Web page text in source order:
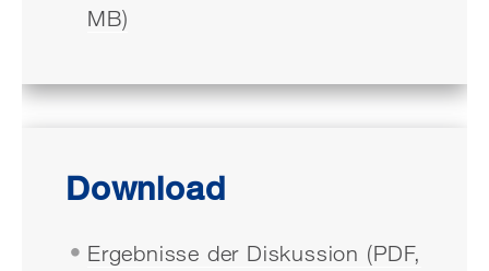
MB)
Download
Ergebnisse der Diskussion (PDF,